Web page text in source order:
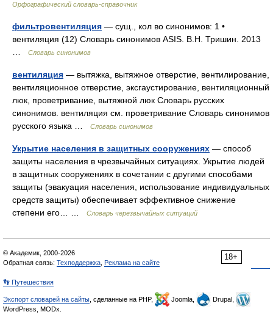
Орфографический словарь-справочник
фильтровентиляция — сущ., кол во синонимов: 1 •
вентиляция (12) Словарь синонимов ASIS. В.Н. Тришин. 2013
Словарь синонимов
вентиляция — вытяжка, вытяжное отверстие, вентилирование,
вентиляционное отверстие, эксгаустирование, вентиляционный
люк, проветривание, вытяжной люк Словарь русских
синонимов. вентиляция см. проветривание Словарь синонимов
русского языка …
Словарь синонимов
Укрытие населения в защитных сооружениях — способ
защиты населения в чрезвычайных ситуациях. Укрытие людей
в защитных сооружениях в сочетании с другими способами
защиты (эвакуация населения, использование индивидуальных
средств защиты) обеспечивает эффективное снижение
степени его… …
Словарь черезвычайных ситуаций
18+
© Академик, 2000-2026
Обратная связь: Техподдержка Реклама на сайте
👣 Путешествия
Экспорт словарей на сайты , сделанные на PHP, Joomla,
Drupal,
WordPress, MODx.